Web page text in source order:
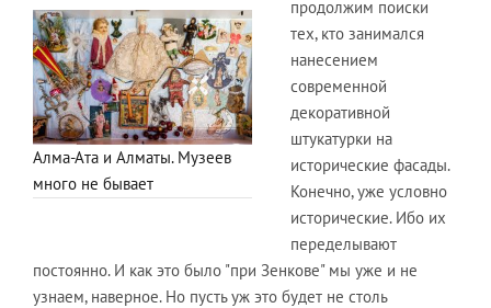
Алма-Ата и Алматы. Музеев
много не бывает
продолжим поиски
тех, кто занимался
нанесением
современной
декоративной
штукатурки на
исторические фасады.
Конечно, уже условно
исторические. Ибо их
переделывают
постоянно. И как это было "при Зенкове" мы уже и не
узнаем, наверное. Но пусть уж это будет не столь